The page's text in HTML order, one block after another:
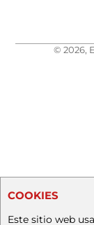
© 2026,
COOKIES
Este sitio web